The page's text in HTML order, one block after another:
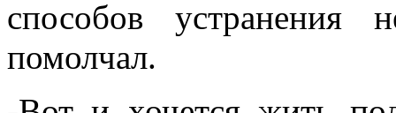
способов устранения
помолчал.